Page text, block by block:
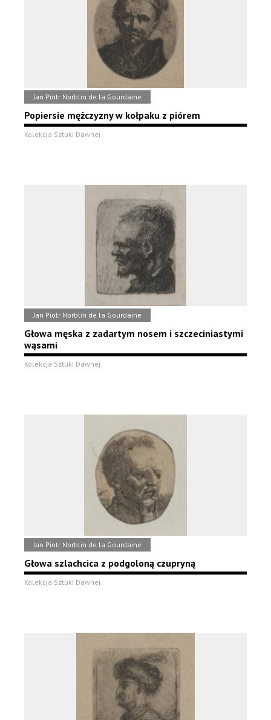
Jan Piotr Norblin de la Gourdaine
Popiersie mężczyzny w kołpaku z piórem
Kolekcja Sztuki Dawnej
Jan Piotr Norblin de la Gourdaine
Głowa męska z zadartym nosem i szczeciniastymi
wąsami
Kolekcja Sztuki Dawnej
Jan Piotr Norblin de la Gourdaine
Głowa szlachcica z podgoloną czupryną
Kolekcja Sztuki Dawnej